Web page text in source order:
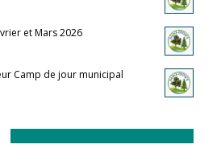
et Mars 2026
Camp de jour municipal